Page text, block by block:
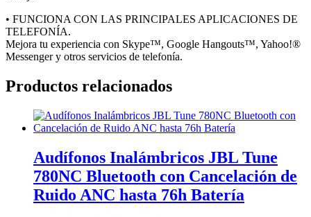
• FUNCIONA CON LAS PRINCIPALES APLICACIONES DE
TELEFONÍA.
Mejora tu experiencia con Skype™, Google Hangouts™, Yahoo!®
Messenger y otros servicios de telefonía.
Productos relacionados
Audífonos Inalámbricos JBL Tune
780NC Bluetooth con Cancelación de
Ruido ANC hasta 76h Batería